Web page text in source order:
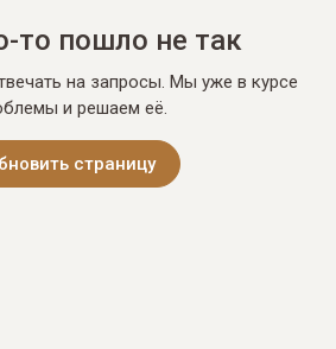
то пошло не так
на запросы. Мы уже в курсе
и решаем её.
страницу